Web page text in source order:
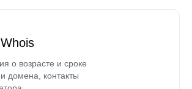
о возрасте и сроке
домена, контакты